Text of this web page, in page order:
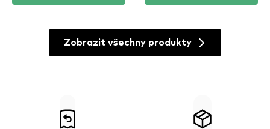
Zobrazit všechny produkty